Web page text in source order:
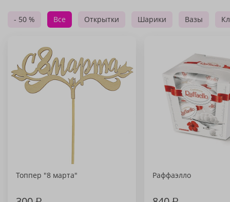
- 50 % Все Открытки Шарики Вазы
Топпер "8 марта" Раффаэлло